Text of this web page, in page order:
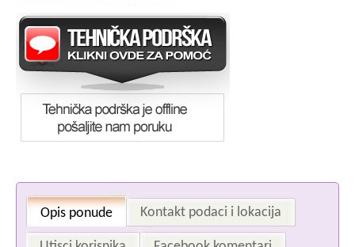
Opis ponude Kontakt podaci i lokacija